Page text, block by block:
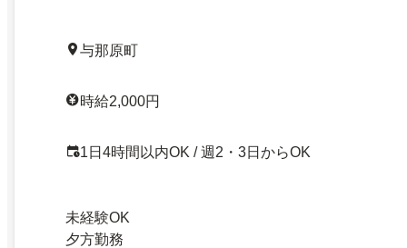
与那原町
時給2,000円
1日4時間以内OK / 週2・3日からOK
未経験OK
夕方勤務